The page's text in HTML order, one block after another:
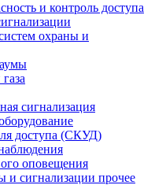
и контроль доступа
охраны и
сигнализация
доступа (СКУД)
оповещения
и сигнализации прочее